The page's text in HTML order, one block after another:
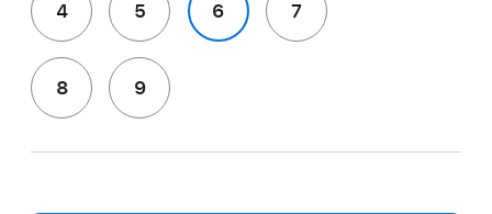
4 5 6 7
8 9